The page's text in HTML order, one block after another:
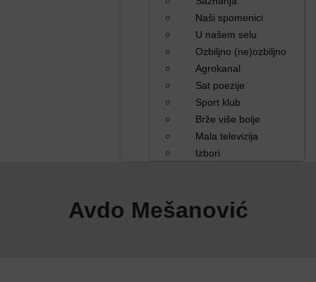
Naši spomenici
U našem selu
Ozbiljno (ne)ozbiljno
Agrokanal
Sat poezije
Sport klub
Brže više bolje
Mala televizija
Izbori
Avdo Mešanović